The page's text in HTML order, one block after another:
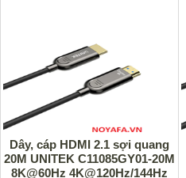
Dây, cáp HDMI 2.1 sợi quang
20M UNITEK C11085GY01-20M
8K@60Hz 4K@120Hz/144Hz